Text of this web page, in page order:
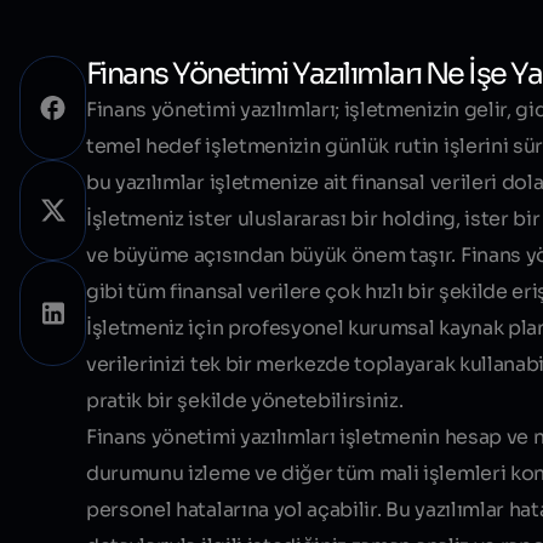
Finans Yönetimi Yazılımları Ne İşe
Finans yönetimi yazılımları; işletmenizin gelir,
temel hedef işletmenizin günlük rutin işlerini
bu yazılımlar işletmenize ait finansal verileri
İşletmeniz ister uluslararası bir holding, ister
ve büyüme açısından büyük önem taşır.
gibi tüm finansal verilere çok hızlı bir şekilde
İşletmeniz için profesyonel kurumsal kaynak
verilerinizi tek bir merkezde toplayarak
pratik bir şekilde yönetebilirsiniz.
Finans yönetimi yazılımları işletmenin hesap
durumunu izleme ve diğer tüm mali işlemleri
personel hatalarına yol açabilir. Bu yazılımlar